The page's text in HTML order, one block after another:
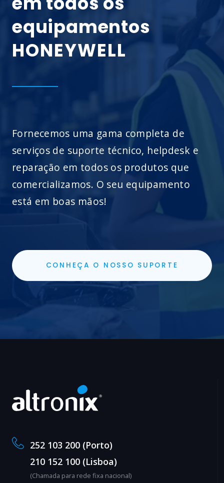
equipamentos
HONEYWELL
Fornecemos uma gama completa de
serviços de suporte técnico, helpdesk e
reparação em todos os produtos que
comercializamos. O seu equipamento
está em boas mãos!
CONHEÇA O NOSSO SUPORTE
252 103 200 (Porto)
210 152 100 (Lisboa)
(Chamada para rede fixa nacional)